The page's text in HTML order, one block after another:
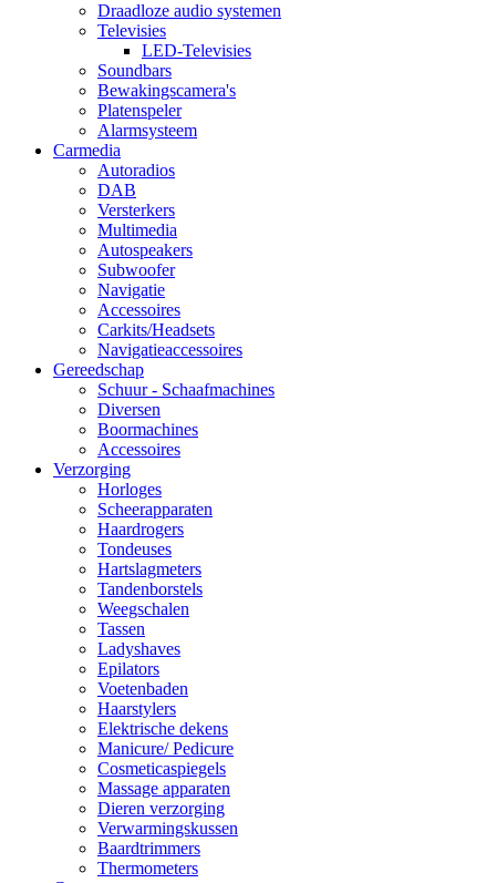
Draadloze audio systemen
Televisies
LED-Televisies
Soundbars
Bewakingscamera's
Platenspeler
Alarmsysteem
Carmedia
Autoradios
DAB
Versterkers
Multimedia
Autospeakers
Subwoofer
Navigatie
Accessoires
Carkits/Headsets
Navigatieaccessoires
Gereedschap
Schuur - Schaafmachines
Diversen
Boormachines
Accessoires
Verzorging
Horloges
Scheerapparaten
Haardrogers
Tondeuses
Hartslagmeters
Tandenborstels
Weegschalen
Tassen
Ladyshaves
Epilators
Voetenbaden
Haarstylers
Elektrische dekens
Manicure/ Pedicure
Cosmeticaspiegels
Massage apparaten
Dieren verzorging
Verwarmingskussen
Baardtrimmers
Thermometers